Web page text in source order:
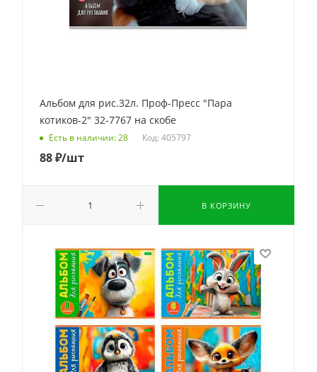
Альбом для рис.32л. Проф-Пресс "Пара
котиков-2" 32-7767 на скобе
Есть в наличии: 28 Код: 405797
88₽/шт
В КОРЗИНУ